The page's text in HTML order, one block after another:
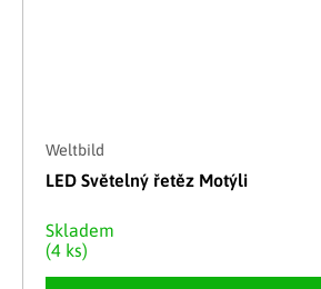
Weltbild
LED Světelný řetěz Motýli
Skladem
(4 ks)